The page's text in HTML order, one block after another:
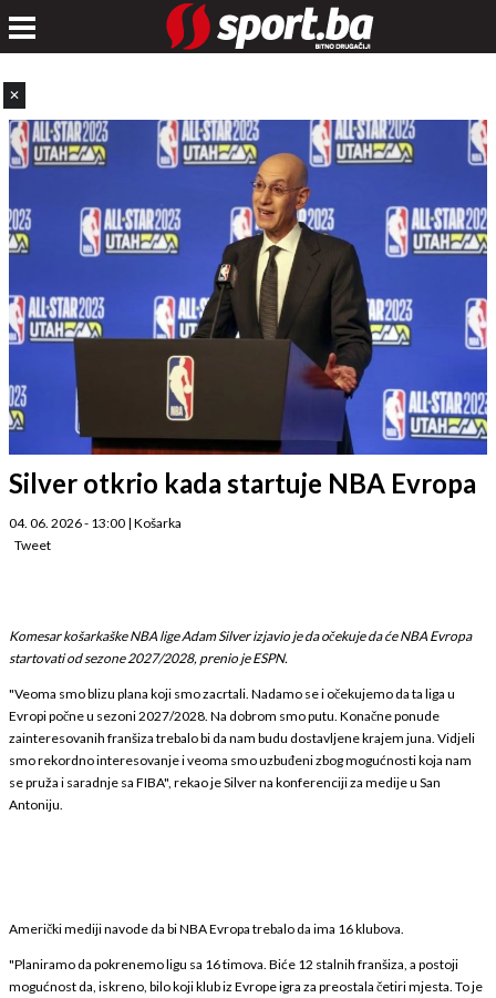
✕
Silver otkrio kada startuje NBA Evropa
04. 06. 2026 - 13:00 | Košarka
Tweet
Komesar košarkaške NBA lige Adam Silver izjavio je da očekuje da će NBA Evropa
startovati od sezone 2027/2028, prenio je ESPN.
"Veoma smo blizu plana koji smo zacrtali. Nadamo se i očekujemo da ta liga u
Evropi počne u sezoni 2027/2028. Na dobrom smo putu. Konačne ponude
zainteresovanih franšiza trebalo bi da nam budu dostavljene krajem juna. Vidjeli
smo rekordno interesovanje i veoma smo uzbuđeni zbog mogućnosti koja nam
se pruža i saradnje sa FIBA", rekao je Silver na konferenciji za medije u San
Antoniju.
Američki mediji navode da bi NBA Evropa trebalo da ima 16 klubova.
"Planiramo da pokrenemo ligu sa 16 timova. Biće 12 stalnih franšiza, a postoji
mogućnost da, iskreno, bilo koji klub iz Evrope igra za preostala četiri mjesta. To je